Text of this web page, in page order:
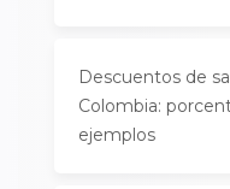
Descuentos de
Colombia:
ejemplos